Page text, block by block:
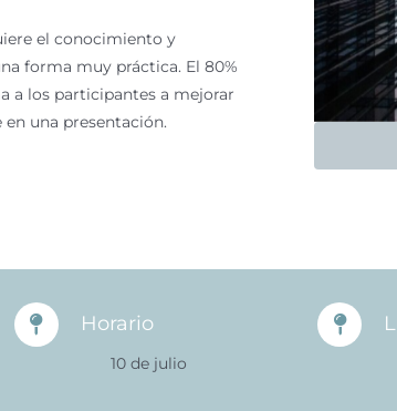
el conocimiento y
forma muy práctica. El 80%
a los participantes a mejorar
una presentación.
Horario
10 de julio